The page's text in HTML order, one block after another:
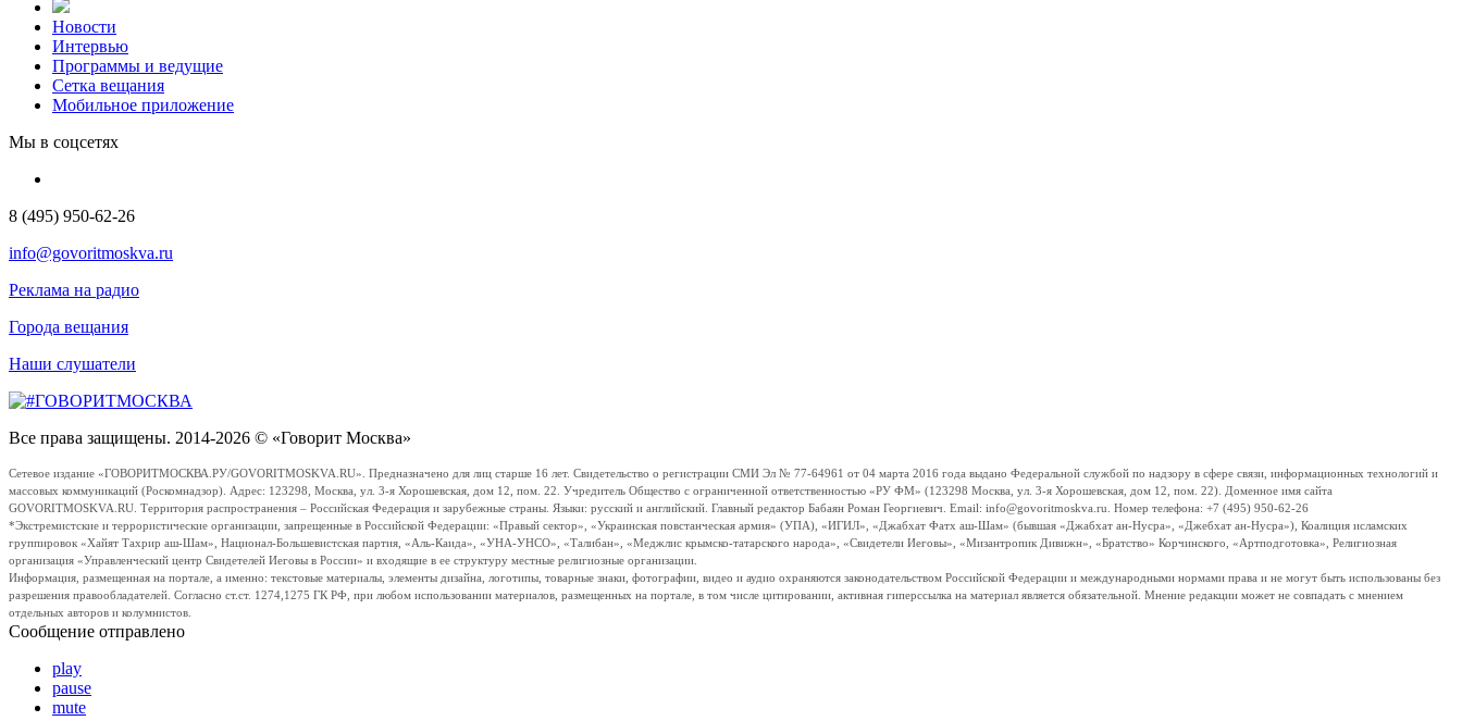
Новости
Интервью
Программы и ведущие
Сетка вещания
Мобильное приложение
Мы в соцсетях
8 (495) 950-62-26
info@govoritmoskva.ru
Реклама на радио
Города вещания
Наши слушатели
Все права защищены. 2014-2026 © «Говорит Москва»
Сетевое издание «ГОВОРИТМОСКВА.РУ/GOVORITMOSKVA.RU». Предназначено для лиц старше 16 лет. Свидетельство о регистрации СМИ Эл № 77-64961 от 04 марта 2016 года выдано Федеральной службой по надзору в сфере связи, информационных технологий и
массовых коммуникаций (Роскомнадзор). Адрес: 123298, Москва, ул. 3-я Хорошевская, дом 12, пом. 22. Учредитель Общество с ограниченной ответственностью «РУ ФМ» (123298 Москва, ул. 3-я Хорошевская, дом 12, пом. 22). Доменное имя сайта
GOVORITMOSKVA.RU. Территория распространения – Российская Федерация и зарубежные страны. Языки: русский и английский. Главный редактор Бабаян Роман Георгиевич. Email: info@govoritmoskva.ru. Номер телефона: +7 (495) 950-62-26
*Экстремистские и террористические организации, запрещенные в Российской Федерации: «Правый сектор», «Украинская повстанческая армия» (УПА), «ИГИЛ», «Джабхат Фатх аш-Шам» (бывшая «Джабхат ан-Нусра», «Джебхат ан-Нусра»), Коалиция исламских
группировок «Хайят Тахрир аш-Шам», Национал-Большевистская партия, «Аль-Каида», «УНА-УНСО», «Талибан», «Меджлис крымско-татарского народа», «Свидетели Иеговы», «Мизантропик Дивижн», «Братство» Корчинского, «Артподготовка», Религиозная
организация «Управленческий центр Свидетелей Иеговы в России» и входящие в ее структуру местные религиозные организации.
Информация, размещенная на портале, а именно: текстовые материалы, элементы дизайна, логотипы, товарные знаки, фотографии, видео и аудио охраняются законодательством Российской Федерации и международными нормами права и не могут быть использованы без
разрешения правообладателей. Согласно ст.ст. 1274,1275 ГК РФ, при любом использовании материалов, размещенных на портале, в том числе цитировании, активная гиперссылка на материал является обязательной. Мнение редакции может не совпадать с мнением
отдельных авторов и колумнистов.
Сообщение отправлено
play
pause
mute